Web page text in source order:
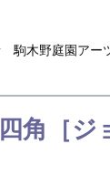
駒木野庭園ア
［ジ